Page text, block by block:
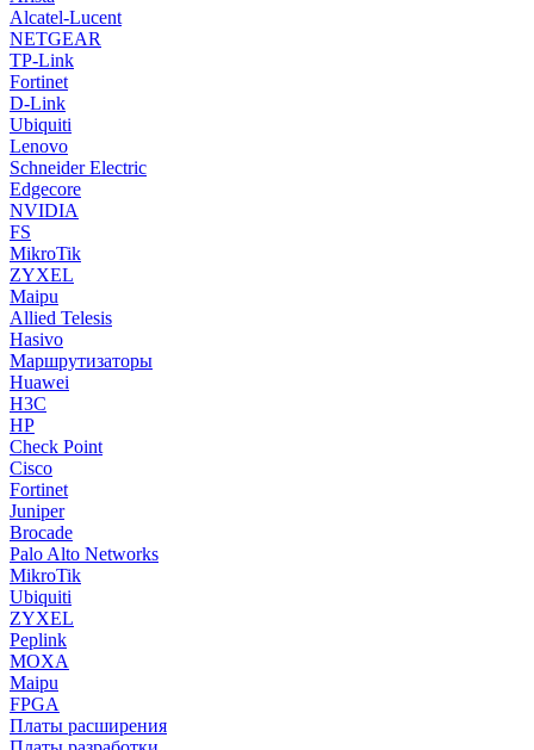
Alcatel-Lucent
NETGEAR
TP-Link
Fortinet
D-Link
Ubiquiti
Lenovo
Schneider Electric
Edgecore
NVIDIA
FS
MikroTik
ZYXEL
Maipu
Allied Telesis
Hasivo
Маршрутизаторы
Huawei
H3C
HP
Check Point
Cisco
Fortinet
Juniper
Brocade
Palo Alto Networks
MikroTik
Ubiquiti
ZYXEL
Peplink
MOXA
Maipu
FPGA
Платы расширения